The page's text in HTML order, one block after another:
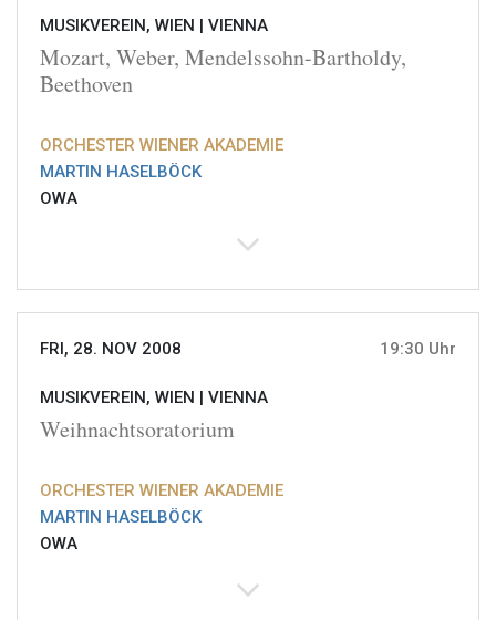
MUSIKVEREIN, WIEN | VIENNA
Mozart, Weber, Mendelssohn-Bartholdy,
Beethoven
ORCHESTER WIENER AKADEMIE
MARTIN HASELBÖCK
OWA
FRI, 28. NOV 2008 19:30 Uhr
MUSIKVEREIN, WIEN | VIENNA
Weihnachtsoratorium
ORCHESTER WIENER AKADEMIE
MARTIN HASELBÖCK
OWA